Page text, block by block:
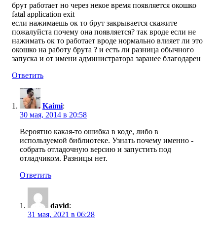
брут работает но через некое время появляется окошко
fatal application exit
если нажимаешь ок то брут закрывается скажите
пожалуйста почему она появляется? так вроде если не
нажимать ок то работает вроде нормально влияет ли это
окошко на работу брута ? и есть ли разница обычного
запуска и от имени администратора заранее благодарен
Ответить
Kaimi:
30 мая, 2014 в 20:58
Вероятно какая-то ошибка в коде, либо в
используемой библиотеке. Узнать почему именно -
собрать отладочную версию и запустить под
отладчиком. Разницы нет.
Ответить
david:
31 мая, 2021 в 06:28